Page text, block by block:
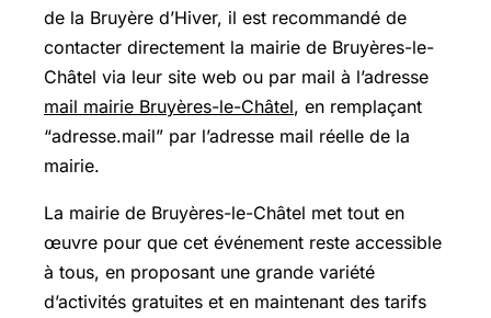
de la Bruyère d’Hiver, il est recommandé de
contacter directement la mairie de Bruyères-le-
Châtel via leur site web ou par mail à l’adresse
mail mairie Bruyères-le-Châtel, en remplaçant
“adresse.mail” par l’adresse mail réelle de la
mairie.
La mairie de Bruyères-le-Châtel met tout en
œuvre pour que cet événement reste accessible
à tous, en proposant une grande variété
d’activités gratuites et en maintenant des tarifs